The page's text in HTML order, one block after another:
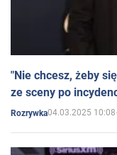
"Nie chcesz, żeby
ze sceny po
Rozrywka04.03.2025 10:08